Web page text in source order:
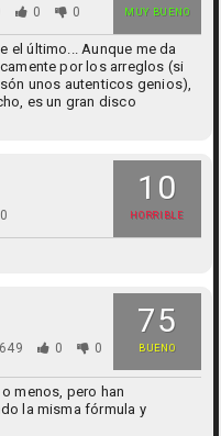
MUY BUENO
0 0
el último... Aunque me da
por los arreglos (si
unos autenticos genios),
es un gran disco
10
HORRIBLE
0
75
BUENO
649 0 0
menos, pero han
la misma fórmula y